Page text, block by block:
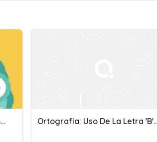
Ortografía: Uso De La Letra "b"-B2-P2 Ortografía: